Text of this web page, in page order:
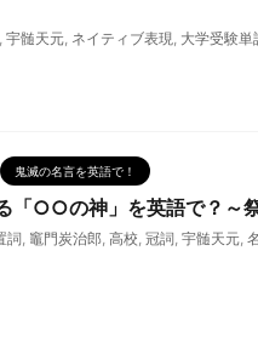
, 宇髄天元, ネイティブ表現, 大学受験単
鬼滅の名言を英語で！
「○○の神」を英語で？～
詞, 竈門炭治郎, 高校, 冠詞, 宇髄天元,